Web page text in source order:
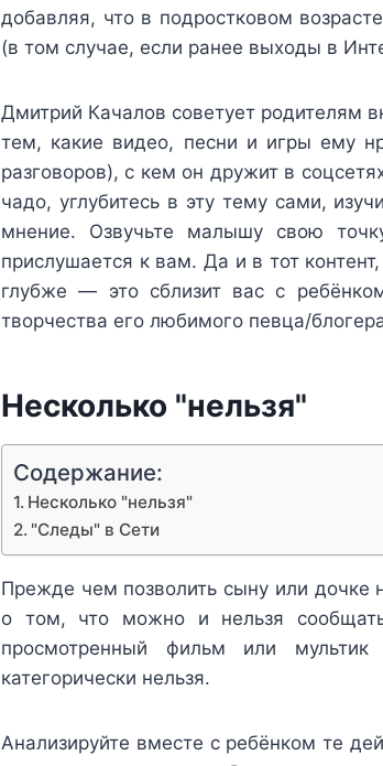
добавляя, что в подростковом
(в том случае, если ранее выходы в
Дмитрий Качалов советует родителям
тем, какие видео, песни и игры ему
разговоров), с кем он дружит в
чадо, углубитесь в эту тему сами,
мнение. Озвучьте малышу свою
прислушается к вам. Да и в тот
глубже — это сблизит вас с
творчества его любимого певца/
Несколько "нельзя"
Содержание:
Несколько "нельзя"
"Следы" в Сети
Прежде чем позволить сыну или дочке
о том, что можно и нельзя
просмотренный фильм или
категорически нельзя.
Анализируйте вместе с ребёнком те